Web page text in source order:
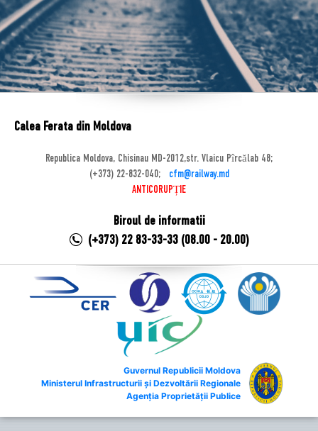
Calea Ferata din Moldova
Republica Moldova, Chisinau MD-2012,str. Vlaicu Pîrcălab 48;
(+373) 22-832-040;
cfm@railway.md
ANTICORUPȚIE
Biroul de informatii
(+373) 22 83-33-33 (08.00 - 20.00)
Guvernul Republicii Moldova
Ministerul Infrastructurii și Dezvoltării Regionale
Agenția Proprietății Publice